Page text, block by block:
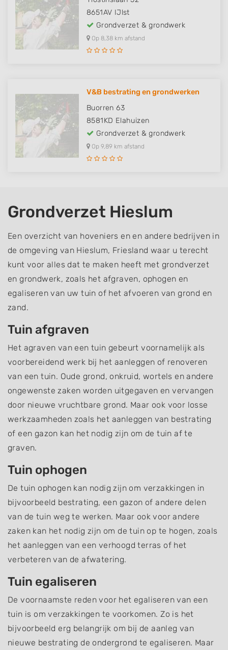
8651AV IJlst
Grondverzet & grondwerk
Op 8,38 km afstand
V&B bestrating en grondwerken
Buorren 63
8581KD Elahuizen
Grondverzet & grondwerk
Op 9,89 km afstand
Grondverzet Hieslum
Een overzicht van hoveniers en en andere bedrijven in
de omgeving van Hieslum, Friesland waar u terecht
kunt voor alles dat te maken heeft met grondverzet
en grondwerk, zoals het afgraven, ophogen en
egaliseren van uw tuin of het afvoeren van grond en
zand.
Tuin afgraven
Het agraven van een tuin gebeurt voornamelijk als
voorbereidend werk bij het aanleggen of renoveren
van een tuin. Oude grond, onkruid, wortels en andere
ongewenste zaken worden uitgegaven en vervangen
door nieuwe vruchtbare grond. Maar ook voor losse
werkzaamheden zoals het aanleggen van bestrating
of een gazon kan het nodig zijn om de tuin af te
graven.
Tuin ophogen
De tuin ophogen kan nodig zijn om verzakkingen in
bijvoorbeeld bestrating, een gazon of andere delen
van de tuin weg te werken. Maar ook voor andere
zaken kan het nodig zijn om de tuin op te hogen, zoals
het aanleggen van een verhoogd terras of het
verbeteren van de afwatering.
Tuin egaliseren
De voornaamste reden voor het egaliseren van een
tuin is om verzakkingen te voorkomen. Zo is het
bijvoorbeeld erg belangrijk om bij de aanleg van
nieuwe bestrating de ondergrond te egaliseren. Maar